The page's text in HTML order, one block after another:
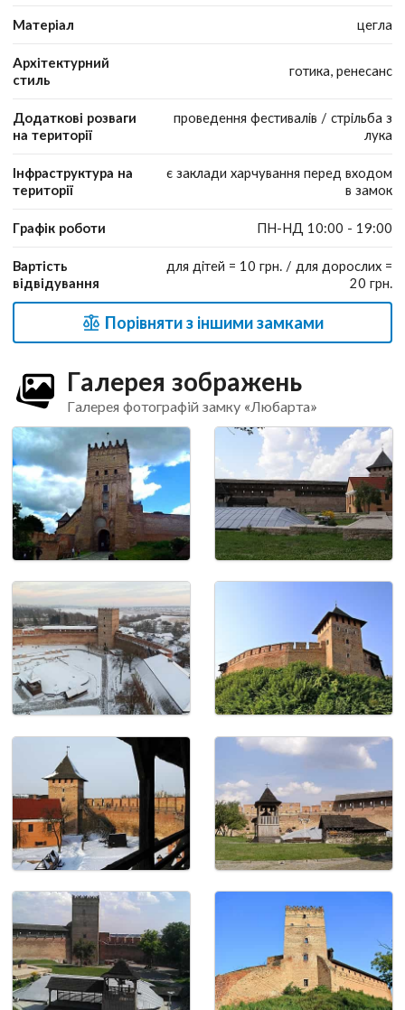
Матеріал цегла
Архітектурний
стиль
готика, ренесанс
Додаткові розваги
на території
проведення фестивалів / стрільба з
лука
Інфраструктура на
території
є заклади харчування перед входом
в замок
Графік роботи ПН-НД 10:00 - 19:00
Вартість
відвідування
для дітей = 10 грн. / для дорослих =
20 грн.
Порівняти з іншими замками
Галерея зображень
Галерея фотографій замку «Любарта»